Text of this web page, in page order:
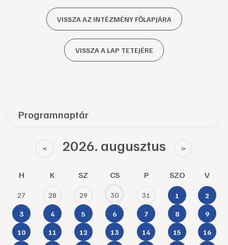
VISSZA AZ INTÉZMÉNY FŐLAPJÁRA
VISSZA A LAP TETEJÉRE
Programnaptár
< 2026. augusztus >
H K SZ CS P SZO V
27 28 29 30 31 1 2
3 4 5 6 7 8 9
10 11 12 13 14 15 16